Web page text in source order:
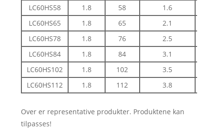
LC60HS58
1.8 58 1.6
LC60HS65
1.8 65 2.1
LC60HS78
1.8 76 2.5
LC60HS84
1.8 84 3.1
LC60HS102
1.8 102 3.5
LC60HS112
1.8 112 3.8
Over er representative produkter. Produktene kan
tilpasses!